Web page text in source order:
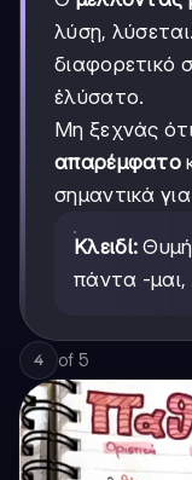
λύσῃ,
διαφορετικό
ἐλύσατο.
Μη ξεχνάς
απαρέμφατο
σημαντικά
Κλειδί:
πάντα -μαι,
4 of 5